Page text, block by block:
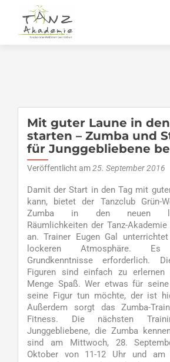
Mit guter Laune in den
starten – Zumba und
für Junggebliebene
Veröffentlicht am25. September 2016
Damit der Start in den Tag mit
kann, bietet der Tanzclub Grün-
Zumba in den neuen
Räumlichkeiten der Tanz-
an. Trainer Eugen Gal
lockeren Atmosphäre.
Grundkenntnisse erforderlich.
Figuren sind einfach zu
Menge Spaß. Wer etwas für
seine Figur tun möchte, der ist
Außerdem sorgt das Zumba-
Fitness. Die nächsten
Junggebliebene, die Zumba
sind am Mittwoch, 28.
Oktober von 11-12 Uhr und am